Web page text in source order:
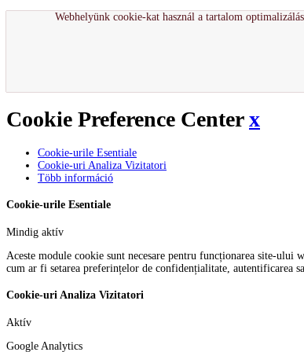
Webhelyünk cookie-kat használ a tartalom
Cookie Preference Centerx
Cookie-urile Esentiale
Cookie-uri Analiza Vizitatori
Több információ
Cookie-urile Esentiale
Mindig aktív
Aceste module cookie sunt necesare pentru funcționarea site-ului
cum ar fi setarea preferințelor de confidențialitate, autentificarea
Cookie-uri Analiza Vizitatori
Aktív
Google Analytics